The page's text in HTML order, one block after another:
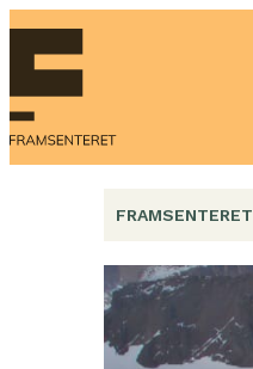
Hopp
innhold
FRAMSENTERET